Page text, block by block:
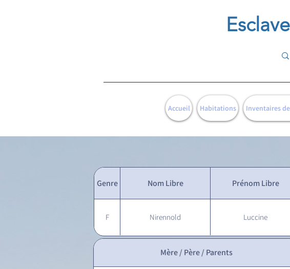
Accueil Habitations Inventaires
Genre Nom Libre Prénom Libre
F Nirennold Luccine
Mère / Père / Parents